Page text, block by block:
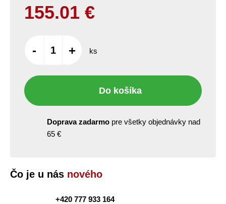
155.01 €
- + ks
Do košíka
Doprava zadarmo pre všetky objednávky nad
65 €
Čo je u nás nového
+420 777 933 164